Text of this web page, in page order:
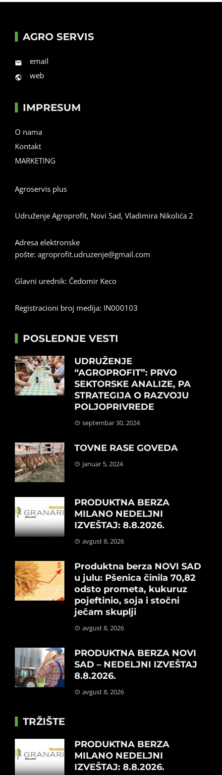
AGRO SERVIS
email
web
IMPRESUM
O nama
Kontakt
MARKETING
Agroservis plus
Udruženje Agroprofit, Novi Sad, Vladimira Nikolića 2
Adresa elektronske
pošte: agroprofit.udruzenje@gmail.com
Glavni urednik: Čedomir Keco
Registracioni broj medija: IN000103
POSLEDNJE VESTI
UDRUŽENJE
“AGROPROFIT”: PRVO
SEKTORSKE ANALIZE, PA
STRATEGIJA O RAZVOJU
POLJOPRIVREDE
septembar 30, 2024
TOVNE RASE GOVEDA
januar 5, 2024
PRODUKTNA BERZA
MILANO NEDELJNI
IZVEŠTAJ: 8.8.2026.
avgust 8, 2026
Produktna berza NOVI SAD
u julu: Pšenica činila 70,82
odsto prometa, kukuruz
pojeftinio, soja i stočni
ječam skuplji
avgust 8, 2026
PRODUKTNA BERZA NOVI
SAD – NEDELJNI IZVEŠTAJ
8.8.2026.
avgust 8, 2026
TRŽIŠTE
PRODUKTNA BERZA
MILANO NEDELJNI
IZVEŠTAJ: 8.8.2026.